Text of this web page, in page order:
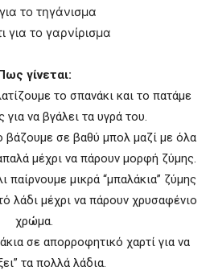
το τηγάνισμα
για το γαρνίρισμα
γίνεται:
το σπανάκι και το πατάμε
για να βγάλει τα υγρά του.
βάζουμε σε βαθύ μπολ μαζί με όλα
μέχρι να πάρουν μορφή ζύμης.
παίρνουμε μικρά “μπαλάκια” ζύμης
λάδι μέχρι να πάρουν χρυσαφένιο
χρώμα.
σε απορροφητικό χαρτί για να
τα πολλά λάδια.